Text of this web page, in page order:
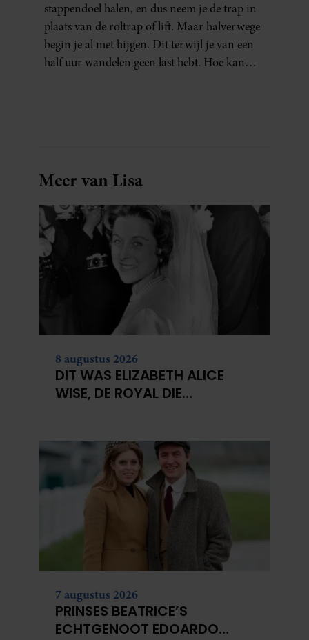
stappendoel halen, en dus neem je de trap in
plaats van de roltrap of lift. Maar halverwege
begin je al met hijgen. Dit terwijl je van een
half uur wandelen geen last hebt. Hoe kan
Meer van Lisa
8 augustus 2026
DIT WAS ELIZABETH ALICE
WISE, DE ROYAL DIE
7 augustus 2026
PRINSES BEATRICE’S
ECHTGENOOT EDOARDO